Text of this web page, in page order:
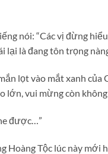
nói: “Các vị đừng
lại là đang tôn trọng
lọt vào mắt xanh của
lớn, vui mừng còn
được…”
Hoàng Tộc lúc này mới